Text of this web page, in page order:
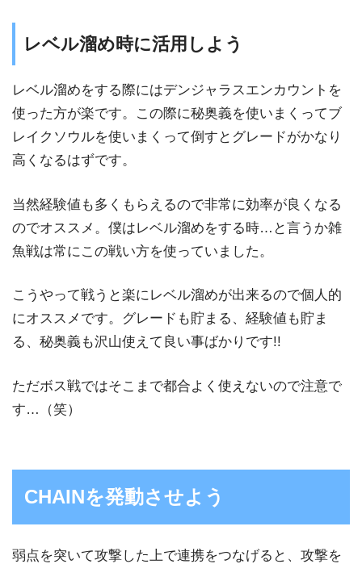
レベル溜め時に活用しよう
レベル溜めをする際にはデンジャラスエンカウントを
使った方が楽です。この際に秘奥義を使いまくってブ
レイクソウルを使いまくって倒すとグレードがかなり
高くなるはずです。
当然経験値も多くもらえるので非常に効率が良くなる
のでオススメ。僕はレベル溜めをする時…と言うか雑
魚戦は常にこの戦い方を使っていました。
こうやって戦うと楽にレベル溜めが出来るので個人的
にオススメです。グレードも貯まる、経験値も貯ま
る、秘奥義も沢山使えて良い事ばかりです!!
ただボス戦ではそこまで都合よく使えないので注意で
す…（笑）
CHAINを発動させよう
弱点を突いて攻撃した上で連携をつなげると、攻撃を